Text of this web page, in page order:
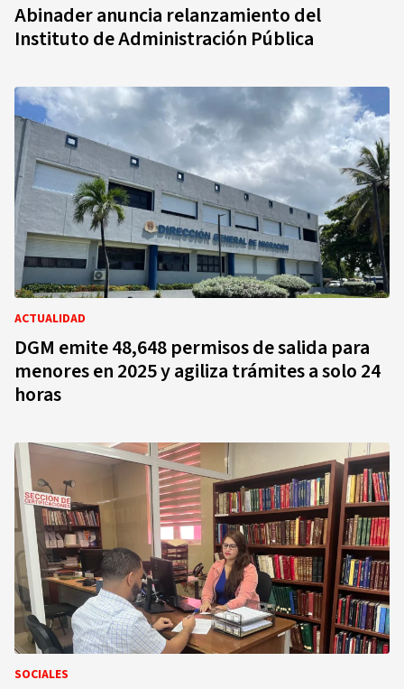
Abinader anuncia relanzamiento del
Instituto de Administración Pública
ACTUALIDAD
DGM emite 48,648 permisos de salida para
menores en 2025 y agiliza trámites a solo 24
horas
SOCIALES